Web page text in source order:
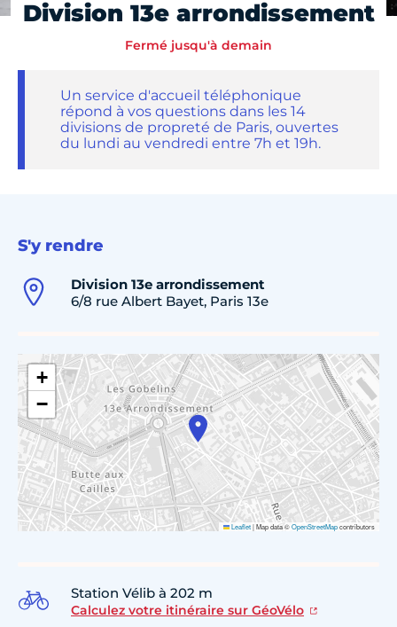
Division 13e arrondissement
Fermé jusqu'à demain
Un service d'accueil téléphonique
répond à vos questions dans les 14
divisions de propreté de Paris, ouvertes
du lundi au vendredi entre 7h et 19h.
S'y rendre
Division 13e arrondissement
6/8 rue Albert Bayet, Paris 13e
+
−
Leaflet|Map data ©OpenStreetMapcontributors
Station Vélib à 202 m
Calculez votre itinéraire sur GéoVélo